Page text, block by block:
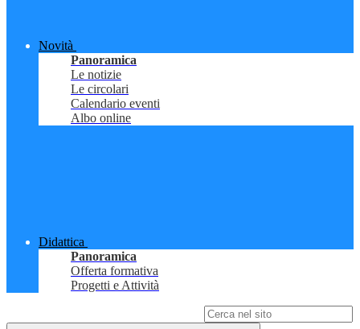
Novità
Panoramica
Le notizie
Le circolari
Calendario eventi
Albo online
Didattica
Panoramica
Offerta formativa
Progetti e Attività